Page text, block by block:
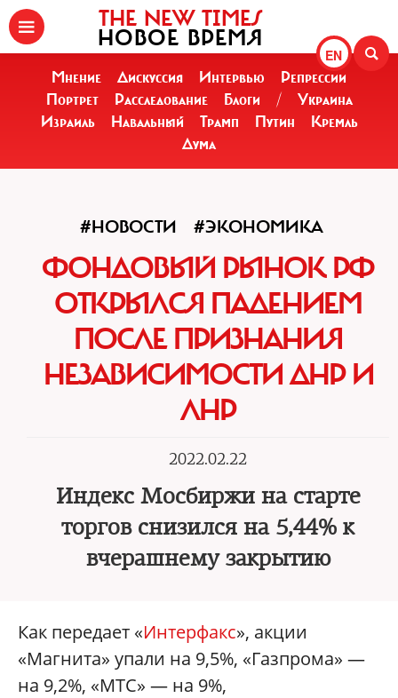
EN
THE NEW TIMES
НОВОЕ ВРЕМЯ
Мнение Дискуссия Интервью
Репрессии
Портрет
Расследование Блоги /
Украина
Израиль
Навальный Трамп Путин
Кремль
Дума
#НОВОСТИ #ЭКОНОМИКА
ФОНДОВЫЙ РЫНОК РФ
ОТКРЫЛСЯ ПАДЕНИЕМ
ПОСЛЕ ПРИЗНАНИЯ
НЕЗАВИСИМОСТИ ДНР И
ЛНР
2022.02.22
Индекс Мосбиржи на старте
торгов снизился на 5,44% к
вчерашнему закрытию
Как передает «Интерфакс», акции
«Магнита» упали на 9,5%, «Газпрома» —
на 9,2%, «МТС» — на 9%,